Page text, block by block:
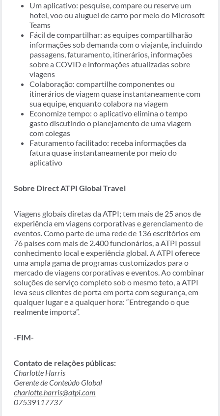
Um aplicativo: pesquise, compare ou reserve um
hotel, voo ou aluguel de carro por meio do Microsoft
Teams
Fácil de compartilhar: as equipes compartilharão
informações sob demanda com o viajante, incluindo
passagens, faturamento, itinerários, informações
sobre a COVID e informações atualizadas sobre
viagens
Colaboração: compartilhe componentes ou
itinerários de viagem quase instantaneamente com
sua equipe, enquanto colabora na viagem
Economize tempo: o aplicativo elimina o tempo
gasto discutindo o planejamento de uma viagem
com colegas
Faturamento facilitado: receba informações da
fatura quase instantaneamente por meio do
aplicativo
Sobre Direct ATPI Global Travel
Viagens globais diretas da ATPI; tem mais de 25 anos de
experiência em viagens corporativas e gerenciamento de
eventos. Como parte de uma rede de 136 escritórios em
76 países com mais de 2.400 funcionários, a ATPI possui
conhecimento local e experiência global. A ATPI oferece
uma ampla gama de programas customizados para o
mercado de viagens corporativas e eventos. Ao combinar
soluções de serviço completo sob o mesmo teto, a ATPI
leva seus clientes de porta em porta com segurança, em
qualquer lugar e a qualquer hora: “Entregando o que
realmente importa”.
-FIM-
Contato de relações públicas:
Charlotte Harris
Gerente de Conteúdo Global
charlotte.harris@atpi.com
07539117737